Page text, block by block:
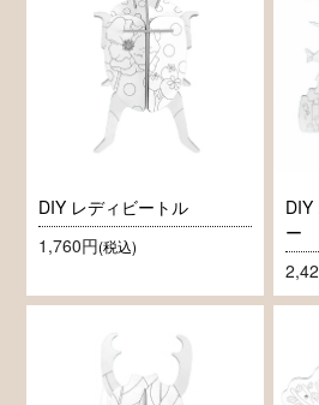
DIY レディビートル
1,760円(税込)
DIY
ー